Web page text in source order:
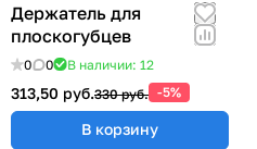
Держатель для
плоскогубцев
0 0 В наличии: 12
313,50 руб.330 руб. -5%
В корзину